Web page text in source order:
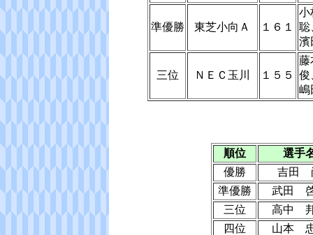
準優勝 東芝小向Ａ １６１
聡
三位 ＮＥＣ玉川 １５５
俊
順位
選手
優勝
吉田
準優勝
武田
三位
高中
四位
山本